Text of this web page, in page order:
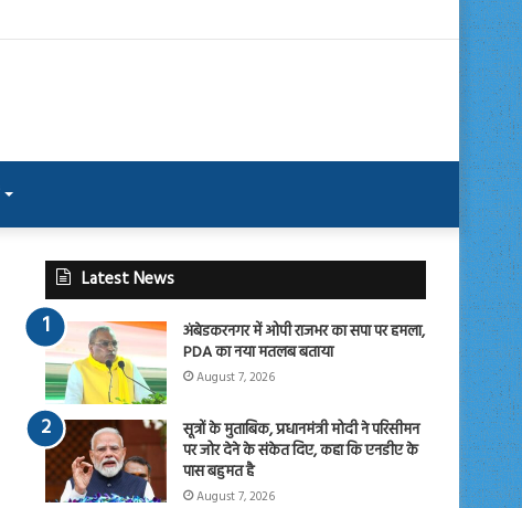
Latest News
अंबेडकरनगर में ओपी राजभर का सपा पर हमला,
PDA का नया मतलब बताया
August 7, 2026
सूत्रों के मुताबिक, प्रधानमंत्री मोदी ने परिसीमन
पर जोर देने के संकेत दिए, कहा कि एनडीए के
पास बहुमत है
August 7, 2026